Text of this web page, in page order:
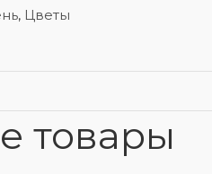
, Цветы
товары